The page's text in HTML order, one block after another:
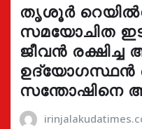
തൃശൂർ
സമയോചിത
ജീവൻ
ഉദ്യോഗസ്ഥൻ
സന്തോഷിനെ